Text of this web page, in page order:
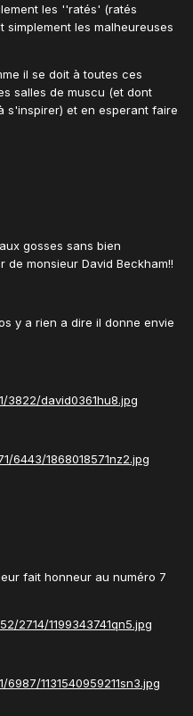
les ''ratés' (ratés
les malheureuses
il se doit à toutes ces
salles de muscu (et dont
s'inspirer) et en esperant faire
gosses sans bien
monsieur David Beckham!!
y a rien a dire il donne envie
3822/david0361hu8.jpg
6443/1868018571nz2.jpg
fait honneur au numéro 7
2714/1199343741qn5.jpg
1131540959211sn3.jpg